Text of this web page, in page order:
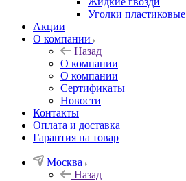
Уголки пластиковые
Акции
О компании
Назад
О компании
О компании
Сертификаты
Новости
Контакты
Оплата и доставка
Гарантия на товар
Москва
Назад